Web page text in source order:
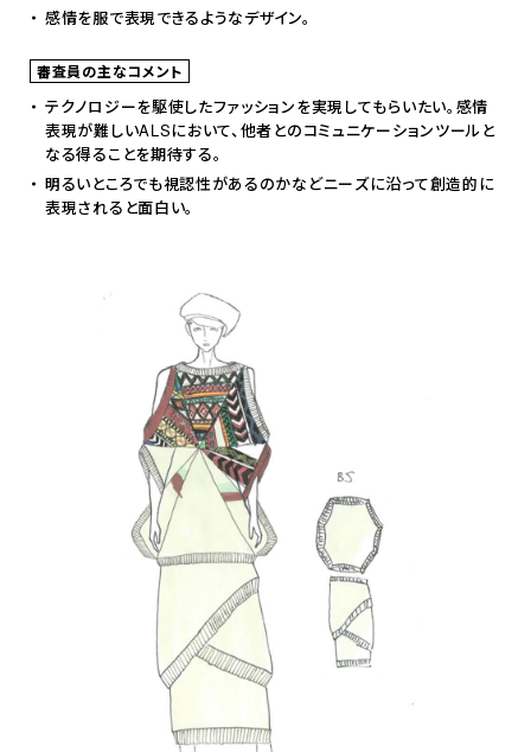
感情を服で表現できるようなデザイン。
審査員の主なコメント
テクノロジーを駆使したファッションを実現してもらいたい。感情
表現が難しいALSにおいて、他者とのコミュニケーションツールと
なる得ることを期待する。
明るいところでも視認性があるのかなどニーズに沿って創造的に
表現されると面白い。